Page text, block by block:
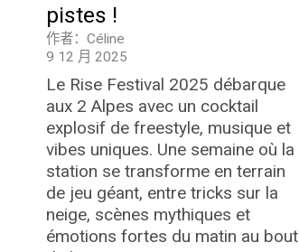
pistes !
作者：Céline
9 12 月 2025
Le Rise Festival 2025 débarque
aux 2 Alpes avec un cocktail
explosif de freestyle, musique et
vibes uniques. Une semaine où la
station se transforme en terrain
de jeu géant, entre tricks sur la
neige, scènes mythiques et
émotions fortes du matin au bout